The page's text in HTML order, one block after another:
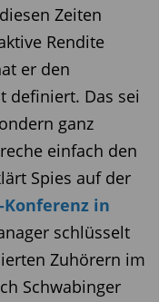
Zeiten
Rendite
er den
definiert. Das sei
ganz
einfach den
Spies auf der
in
schlüsselt
Zuhörern im
Schwabinger